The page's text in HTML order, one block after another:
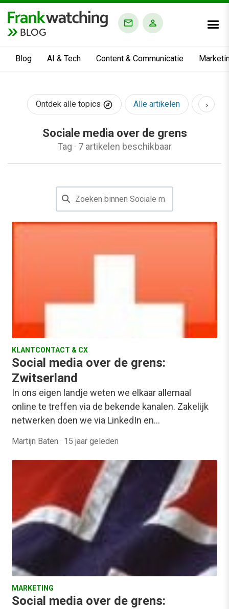
BLOG
Blog AI & Tech Content & Communicatie
Ontdek alle topics Alle artikelen AI &
›
Sociale media over de grens
Tag · 7 artikelen beschikbaar
KLANTCONTACT & CX
Social media over de grens:
Zwitserland
In ons eigen landje weten we elkaar allemaal
online te treffen via de bekende kanalen. Zakelijk
netwerken doen we via LinkedIn en…
Martijn Baten · 15 jaar geleden
MARKETING
Social media over de grens: